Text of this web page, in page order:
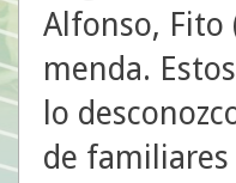
Alfonso, Fito
menda.
lo
de